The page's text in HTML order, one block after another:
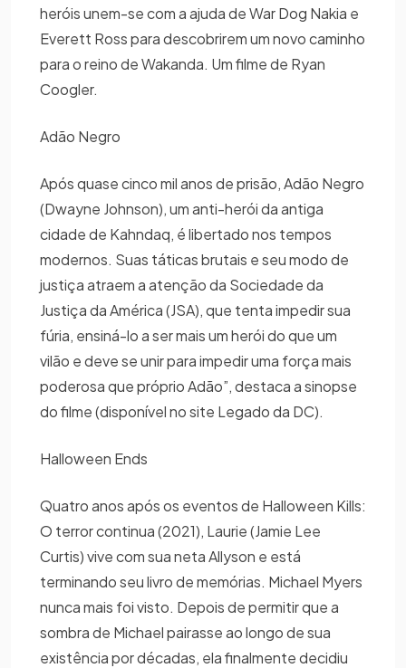
heróis unem-se com a ajuda de War Dog Nakia e
Everett Ross para descobrirem um novo caminho
para o reino de Wakanda. Um filme de Ryan
Coogler.
Adão Negro
Após quase cinco mil anos de prisão, Adão Negro
(Dwayne Johnson), um anti-herói da antiga
cidade de Kahndaq, é libertado nos tempos
modernos. Suas táticas brutais e seu modo de
justiça atraem a atenção da Sociedade da
Justiça da América (JSA), que tenta impedir sua
fúria, ensiná-lo a ser mais um herói do que um
vilão e deve se unir para impedir uma força mais
poderosa que próprio Adão”, destaca a sinopse
do filme (disponível no site Legado da DC).
Halloween Ends
Quatro anos após os eventos de Halloween Kills:
O terror continua (2021), Laurie (Jamie Lee
Curtis) vive com sua neta Allyson e está
terminando seu livro de memórias. Michael Myers
nunca mais foi visto. Depois de permitir que a
sombra de Michael pairasse ao longo de sua
existência por décadas, ela finalmente decidiu